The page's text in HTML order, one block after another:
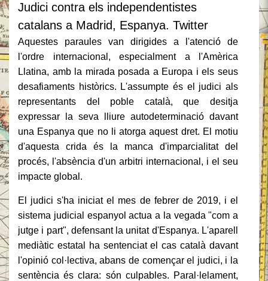
Judici contra els independentistes
catalans a Madrid, Espanya. Twitter
Aquestes paraules van dirigides a l'atenció de
l'ordre internacional, especialment a l'Amèrica
Llatina, amb la mirada posada a Europa i els seus
desafiaments històrics. L'assumpte és el judici als
representants del poble català, que desitja
expressar la seva lliure autodeterminació davant
una Espanya que no li atorga aquest dret. El motiu
d'aquesta crida és la manca d'imparcialitat del
procés, l'absència d'un arbitri internacional, i el seu
impacte global.
El judici s'ha iniciat el mes de febrer de 2019, i el
sistema judicial espanyol actua a la vegada "com a
jutge i part", defensant la unitat d'Espanya. L'aparell
mediàtic estatal ha sentenciat el cas català davant
l'opinió col·lectiva, abans de començar el judici, i la
sentència és clara: són culpables. Paral·lelament,